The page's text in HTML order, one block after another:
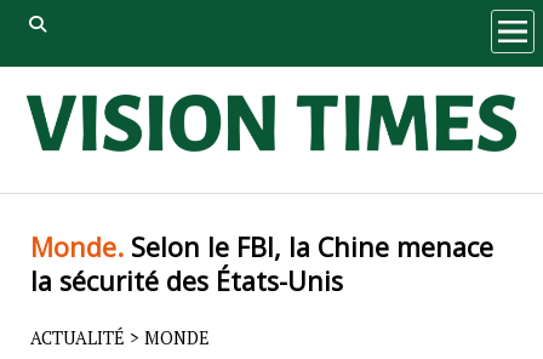
Monde.Selon le FBI, la Chine menace
la sécurité des États-Unis
ACTUALITÉ > MONDE